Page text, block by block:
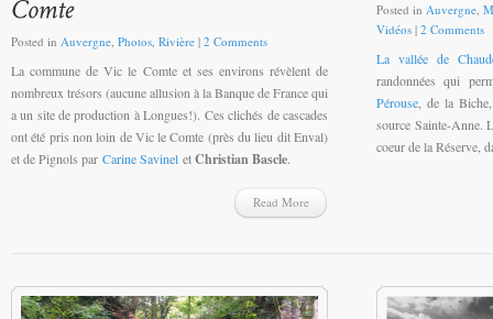
Posted in Auvergne, Photos, Rivière | 2 Comments
La commune de Vic le Comte et ses environs révèlent de
nombreux trésors (aucune allusion à la Banque de France qui
a un site de production à Longues!). Ces clichés de cascades
ont été pris non loin de Vic le Comte (près du lieu dit Enval)
et de Pignols par Carine Savinel etChristian Bascle.
Read More
Posted in Auvergne,
Vidéos | 2 Comments
La vallée de
randonnées qui
Pérouse, de la
source Sainte-Anne.
coeur de la Réserve,